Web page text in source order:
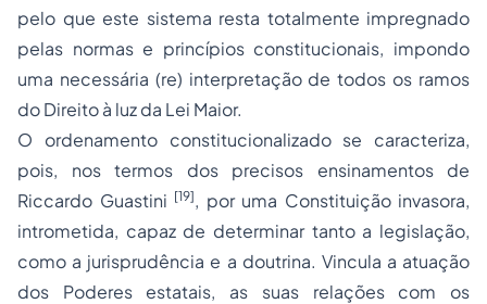
pelo que este sistema resta totalmente impregnado
pelas normas e princípios constitucionais, impondo
uma necessária (re) interpretação de todos os ramos
do Direito à luz da Lei Maior.
O ordenamento constitucionalizado se caracteriza,
pois, nos termos dos precisos ensinamentos de
Riccardo Guastini [19], por uma Constituição invasora,
intrometida, capaz de determinar tanto a legislação,
como a jurisprudência e a doutrina. Vincula a atuação
dos Poderes estatais, as suas relações com os